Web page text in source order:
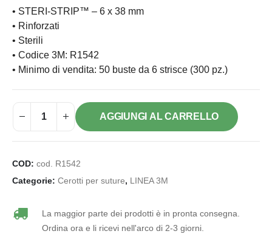
• STERI-STRIP™ – 6 x 38 mm
• Rinforzati
• Sterili
• Codice 3M: R1542
• Minimo di vendita: 50 buste da 6 strisce (300 pz.)
AGGIUNGI AL CARRELLO
COD: cod. R1542
Categorie: Cerotti per suture, LINEA 3M
La maggior parte dei prodotti è in pronta consegna.
Ordina ora e li ricevi nell'arco di 2-3 giorni.